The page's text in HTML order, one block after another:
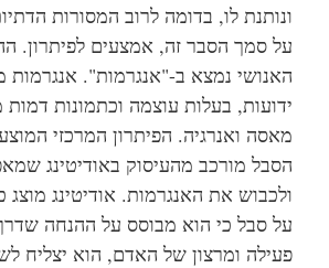
ונותנת לו, בדומה לרוב המסורות
על סמך הסבר זה, אמצעים לפיתרון.
האנושי נמצא ב-"אנגרמות". אנגרמות
ידועות, בעלות עוצמה וכתמונות דמות
מאסה ואנרגיה. הפיתרון המרכזי המוצע
הסבל מורכב מהעיסוק באודיטינג
ולכבוש את האנגרמות. אודיטינג מוצג
על סבל כי הוא מבוסס על ההנחה שדרך
פעילה ומרצון של האדם, הוא יצליח